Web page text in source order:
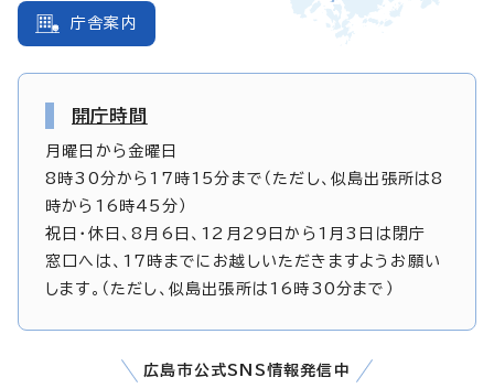
庁舎案内
開庁時間
月曜日から金曜日
8時30分から17時15分まで（ただし、似島出張所は8
時から16時45分）
祝日・休日、8月6日、12月29日から1月3日は閉庁
窓口へは、17時までにお越しいただきますようお願い
します。（ただし、似島出張所は16時30分まで）
広島市公式SNS情報発信中